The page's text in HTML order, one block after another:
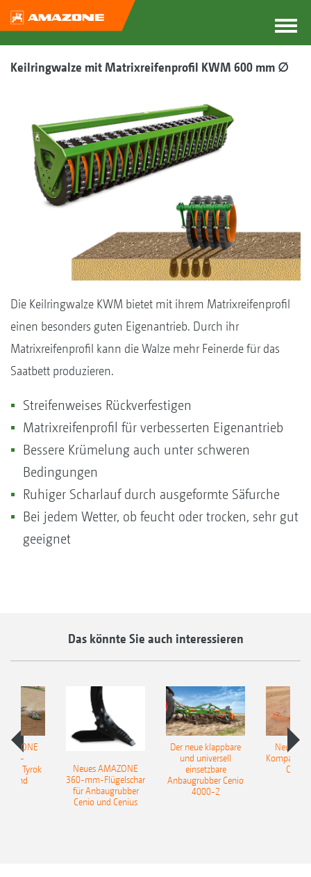
Keilringwalze mit Matrixreifenprofil KWM 600 mm ∅
Die Keilringwalze KWM bietet mit ihrem Matrixreifenprofil
einen besonders guten Eigenantrieb. Durch ihr
Matrixreifenprofil kann die Walze mehr Feinerde für das
Saatbett produzieren.
Streifenweises Rückverfestigen
Matrixreifenprofil für verbesserten Eigenantrieb
Bessere Krümelung auch unter schweren
Bedingungen
Ruhiger Scharlauf durch ausgeformte Säfurche
Bei jedem Wetter, ob feucht oder trocken, sehr gut
geeignet
Das könnte Sie auch interessieren
Tyrok
Neues AMAZONE
360-mm-Flügelschar
für Anbaugrubber
Cenio und Cenius
Der neue klappbare
und universell
einsetzbare
Anbaugrubber Cenio
4000-2
Neue